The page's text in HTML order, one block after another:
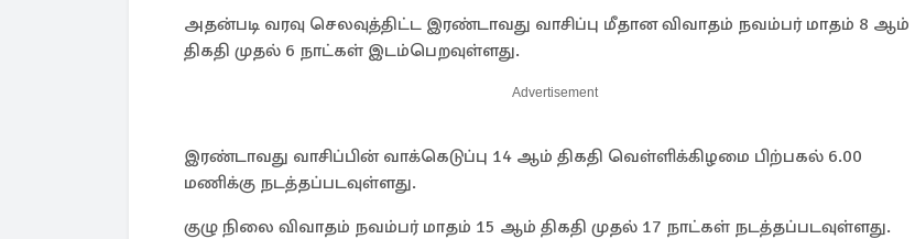
அதன்படி வரவு செலவுத்திட்ட இரண்டாவது வாசிப்பு மீதான விவாதம் நவம்பர் மாதம் 8 ஆம்
திகதி முதல் 6 நாட்கள் இடம்பெறவுள்ளது.
Advertisement
இரண்டாவது வாசிப்பின் வாக்கெடுப்பு 14 ஆம் திகதி வெள்ளிக்கிழமை பிற்பகல் 6.00
மணிக்கு நடத்தப்படவுள்ளது.
குழு நிலை விவாதம் நவம்பர் மாதம் 15 ஆம் திகதி முதல் 17 நாட்கள் நடத்தப்படவுள்ளது.